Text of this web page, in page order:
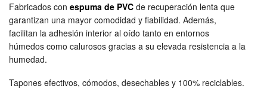
Fabricados con espuma de PVC de recuperación lenta que
garantizan una mayor comodidad y fiabilidad. Además,
facilitan la adhesión interior al oído tanto en entornos
húmedos como calurosos gracias a su elevada resistencia a la
humedad.
Tapones efectivos, cómodos, desechables y 100% reciclables.